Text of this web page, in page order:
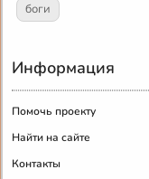
боги
Информация
Помочь проекту
Найти на сайте
Контакты